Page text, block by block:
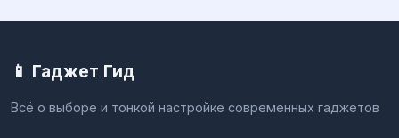
📱 Гаджет Гид
Всё о выборе и тонкой настройке современных гаджетов